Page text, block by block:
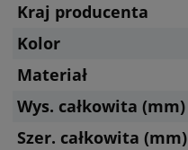
Kraj producenta
Kolor
Materiał
Wys. całkowita (mm)
Szer. całkowita (mm)